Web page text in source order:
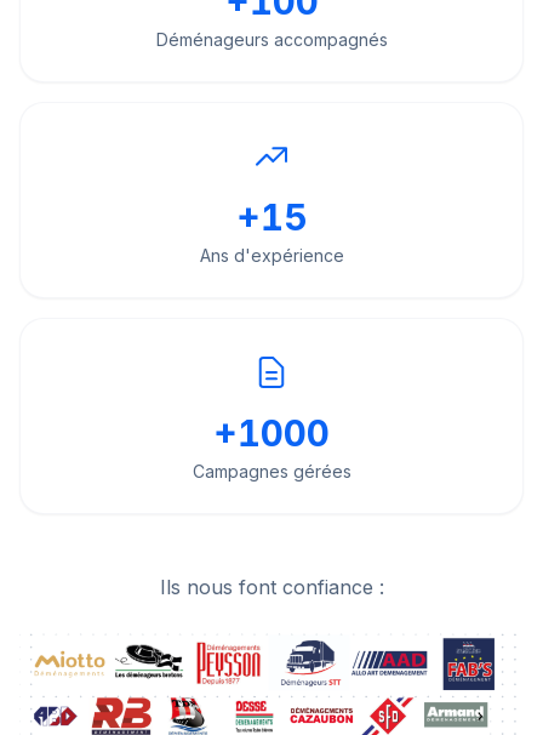
Déménageurs accompagnés
+15
Ans d'expérience
+1000
Campagnes gérées
Ils nous font confiance :